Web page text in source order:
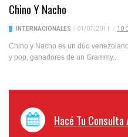
Chino Y Nacho
INTERNACIONALES / 01/07/2011 / 10
Chino y Nacho es un dúo
y pop, ganadores de un Grammy...
Hacé Tu Consulta